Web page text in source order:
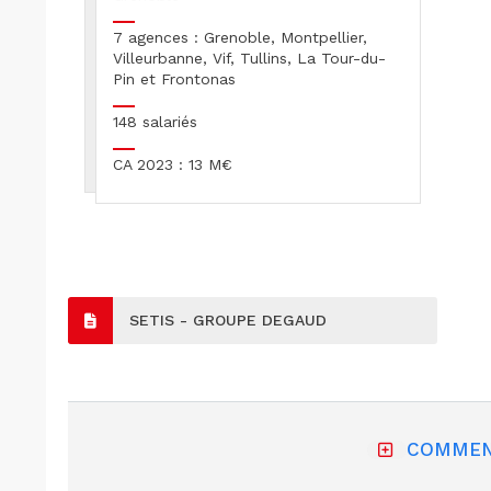
7 agences : Grenoble, Montpellier,
Villeurbanne, Vif, Tullins, La Tour-du-
Pin et Frontonas
148 salariés
CA 2023 : 13 M€
SETIS - GROUPE DEGAUD